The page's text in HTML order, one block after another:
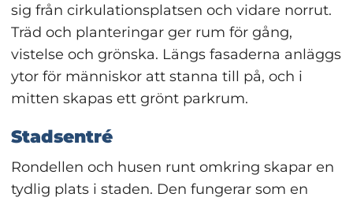
sig från cirkulationsplatsen och vidare norrut.
Träd och planteringar ger rum för gång,
vistelse och grönska. Längs fasaderna anläggs
ytor för människor att stanna till på, och i
mitten skapas ett grönt parkrum.
Stadsentré
Rondellen och husen runt omkring skapar en
tydlig plats i staden. Den fungerar som en